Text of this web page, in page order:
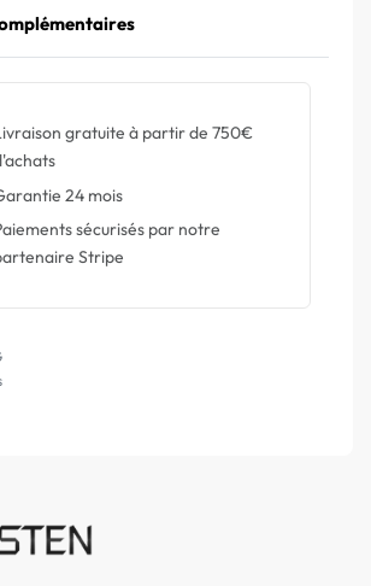
gratuite à partir de 750€
24 mois
sécurisés par notre
Stripe